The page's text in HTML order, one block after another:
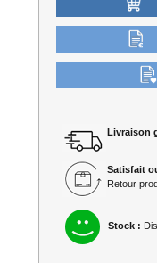
Livraison
Satisfait
Retour
Stock :